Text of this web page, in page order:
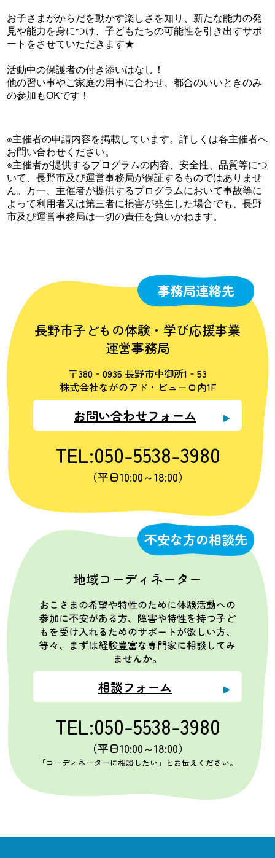
お子さまがからだを動かす楽しさを知り、新たな能力の発
見や能力を身につけ、子どもたちの可能性を引き出すサポ
ートをさせていただきます★
活動中の保護者の付き添いはなし！
他の習い事やご家庭の用事に合わせ、都合のいいときのみ
の参加もOKです！
※主催者の申請内容を掲載しています。詳しくは各主催者へ
お問い合わせください。
※主催者が提供するプログラムの内容、安全性、品質等につ
いて、長野市及び運営事務局が保証するものではありませ
ん。万一、主催者が提供するプログラムにおいて事故等に
よって利用者又は第三者に損害が発生した場合でも、長野
市及び運営事務局は一切の責任を負いかねます。
事務局連絡先
長野市子どもの体験・学び応援事業
運営事務局
〒380‐0935 長野市中御所1‐53
株式会社ながのアド・ビューロ内1F
お問い合わせフォーム
TEL:050-5538-3980
（平日10:00～18:00）
不安な方の相談先
地域コーディネーター
おこさまの希望や特性のために体験活動への
参加に不安がある方、障害や特性を持つ子ど
もを受け入れるためのサポートが欲しい方、
等々、まずは経験豊富な専門家に相談してみ
ませんか。
相談フォーム
TEL:050-5538-3980
（平日10:00～18:00）
「コーディネーターに相談したい」とお伝えください。